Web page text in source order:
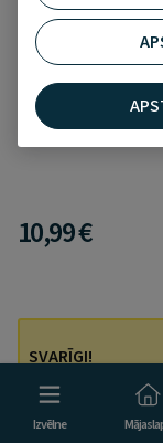
Izvēlne
MY FAMILY
hroms
Bez
10,99 €
SVARĪGI!
My Family
PetCity veikalos.